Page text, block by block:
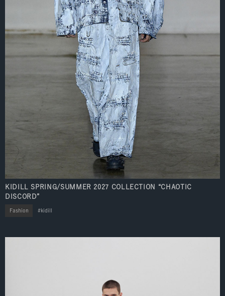
KIDILL SPRING/SUMMER 2027 COLLECTION “CHAOTIC
DISCORD”
Fashion kidill